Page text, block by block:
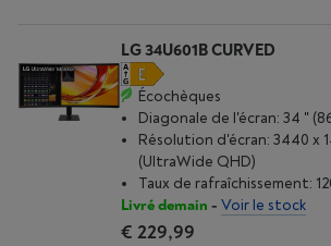
LG 34U601B CURVED
Écochèques
Diagonale de l'écran: 34 "
Résolution d'écran: 3440 x
(UltraWide QHD)
Taux de rafraîchissement:
Livré demain - Voir le stock
€ 229,99